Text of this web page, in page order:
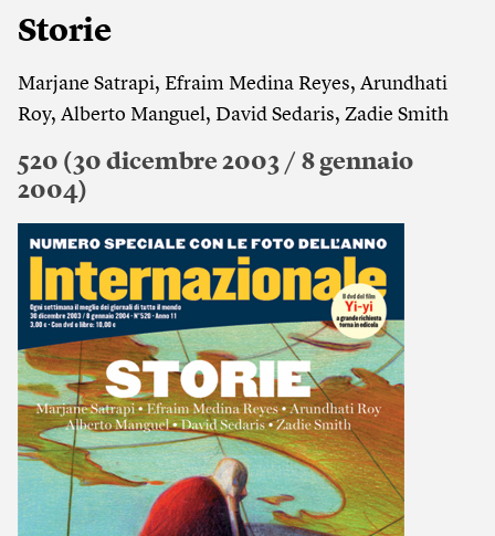
Storie
Marjane Satrapi, Efraim Medina Reyes, Arundhati
Roy, Alberto Manguel, David Sedaris, Zadie Smith
520 (30 dicembre 2003 / 8 gennaio
2004)